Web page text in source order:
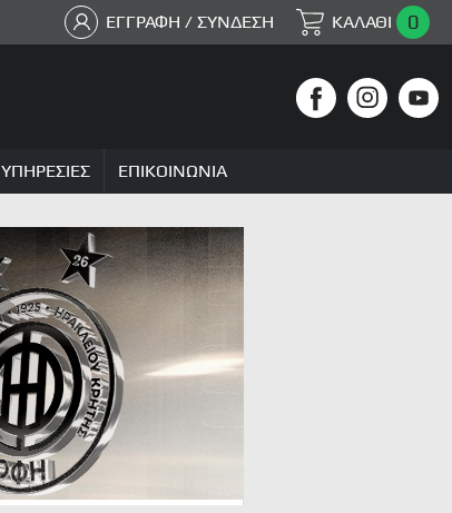
ΕΓΓΡΑΦΗ / ΣΥΝΔΕΣΗ ΚΑΛΑΘΙ 0
ΥΠΗΡΕΣΙΕΣ ΕΠΙΚΟΙΝΩΝΙΑ